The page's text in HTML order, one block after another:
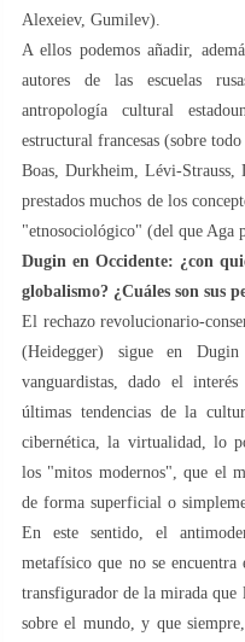
Alexeiev, Gumilev).
A ellos podemos añadir,
autores de las escuelas
antropología cultural
estructural francesas (sobre
Boas, Durkheim, Lévi-Strauss,
prestados muchos de los
"etnosociológico" (del que Aga
Dugin en Occidente: ¿con
globalismo? ¿Cuáles son sus
El rechazo revolucionario-
(Heidegger) sigue en
vanguardistas, dado el
últimas tendencias de la
cibernética, la virtualidad, lo
los "mitos modernos", que el
de forma superficial o
En este sentido, el
metafísico que no se
transfigurador de la mirada
sobre el mundo, y que